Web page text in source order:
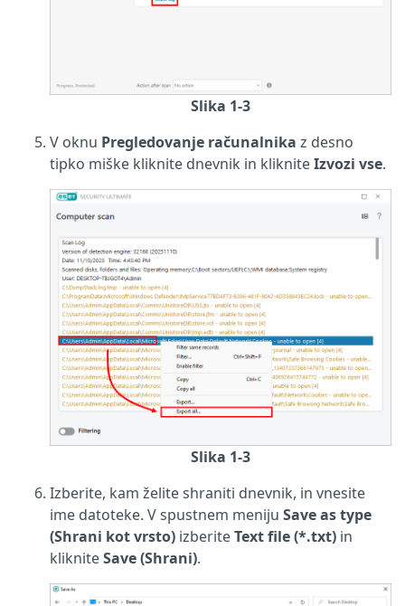
Slika 1-3
V oknu Pregledovanje računalnika z desno
tipko miške kliknite dnevnik in klikniteIzvozi vse.
Slika 1-3
Izberite, kam želite shraniti dnevnik, in vnesite
ime datoteke. V spustnem meniju Save as type
(Shrani kot vrsto) izberiteText file (*.txt) in
klikniteSave (Shrani).